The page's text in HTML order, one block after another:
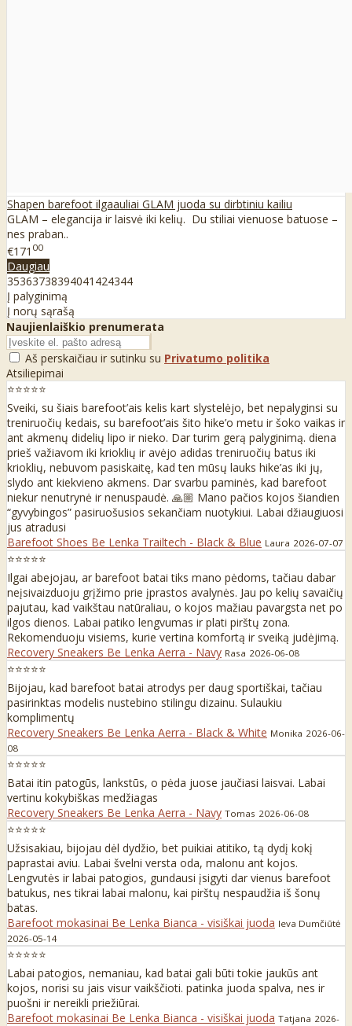
Shapen barefoot ilgaauliai GLAM juoda su dirbtiniu kailiu
GLAM – elegancija ir laisvė iki kelių. Du stiliai vienuose batuose –
nes praban..
€171 00
Daugiau
35363738394041 424344
Į palyginimą
Į norų sąrašą
Naujienlaiškio prenumerata
Aš perskaičiau ir sutinku su Privatumo politika
Atsiliepimai
⭐⭐⭐⭐⭐
Sveiki, su šiais barefoot’ais kelis kart slystelėjo, bet nepalyginsi su
treniruočių kedais, su barefoot’ais šito hike’o metu ir šoko vaikas ir
ant akmenų didelių lipo ir nieko. Dar turim gerą palyginimą. diena
prieš važiavom iki krioklių ir avėjo adidas treniruočių batus iki
krioklių, nebuvom pasiskaitę, kad ten mūsų lauks hike’as iki jų,
slydo ant kiekvieno akmens. Dar svarbu paminės, kad barefoot
niekur nenutrynė ir nenuspaudė. 🙏🏼 Mano pačios kojos šiandien
“gyvybingos” pasiruošusios sekančiam nuotykiui. Labai džiaugiuosi
jus atradusi
Barefoot Shoes Be Lenka Trailtech - Black & Blue Laura 2026-07-07
⭐⭐⭐⭐⭐
Ilgai abejojau, ar barefoot batai tiks mano pėdoms, tačiau dabar
neįsivaizduoju grįžimo prie įprastos avalynės. Jau po kelių savaičių
pajutau, kad vaikštau natūraliau, o kojos mažiau pavargsta net po
ilgos dienos. Labai patiko lengvumas ir plati pirštų zona.
Rekomenduoju visiems, kurie vertina komfortą ir sveiką judėjimą.
Recovery Sneakers Be Lenka Aerra - Navy Rasa 2026-06-08
⭐⭐⭐⭐⭐
Bijojau, kad barefoot batai atrodys per daug sportiškai, tačiau
pasirinktas modelis nustebino stilingu dizainu. Sulaukiu
komplimentų
Recovery Sneakers Be Lenka Aerra - Black & White Monika 2026-06-
08
⭐⭐⭐⭐⭐
Batai itin patogūs, lankstūs, o pėda juose jaučiasi laisvai. Labai
vertinu kokybiškas medžiagas
Recovery Sneakers Be Lenka Aerra - Navy Tomas 2026-06-08
⭐⭐⭐⭐⭐
Užsisakiau, bijojau dėl dydžio, bet puikiai atitiko, tą dydį kokį
paprastai aviu. Labai švelni versta oda, malonu ant kojos.
Lengvutės ir labai patogios, gundausi įsigyti dar vienus barefoot
batukus, nes tikrai labai malonu, kai pirštų nespaudžia iš šonų
batas.
Barefoot mokasinai Be Lenka Bianca - visiškai juoda Ieva Dumčiūtė
2026-05-14
⭐⭐⭐⭐⭐
Labai patogios, nemaniau, kad batai gali būti tokie jaukūs ant
kojos, norisi su jais visur vaikščioti. patinka juoda spalva, nes ir
puošni ir nereikli priežiūrai.
Barefoot mokasinai Be Lenka Bianca - visiškai juoda Tatjana 2026-